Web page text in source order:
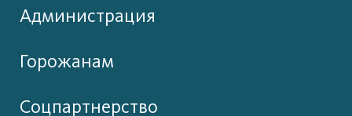
Администрация
Горожанам
Соцпартнерство